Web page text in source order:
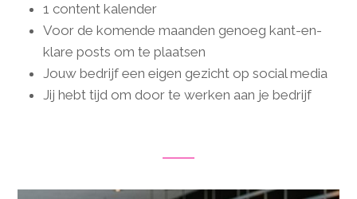
1 content kalender
Voor de komende maanden genoeg kant-en-
klare posts om te plaatsen
Jouw bedrijf een eigen gezicht op social media
Jij hebt tijd om door te werken aan je bedrijf